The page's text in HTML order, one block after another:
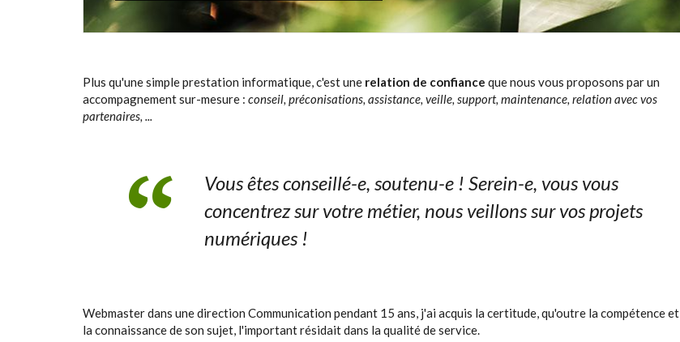
Plus qu'une simple prestation informatique, c'est une relation de confiance que nous vous proposons par un
accompagnement sur-mesure : conseil, préconisations, assistance, veille, support, maintenance, relation avec vos
partenaires, ...
Vous êtes conseillé-e, soutenu-e ! Serein-e, vous vous
concentrez sur votre métier, nous veillons sur vos projets
numériques !
Webmaster dans une direction Communication pendant 15 ans, j'ai acquis la certitude, qu'outre la compétence et
la connaissance de son sujet, l'important résidait dans la qualité de service.